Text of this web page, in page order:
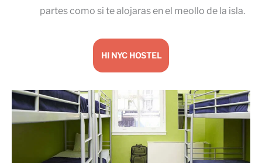
partes como si te alojaras en el meollo de la isla.
HI NYC HOSTEL